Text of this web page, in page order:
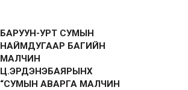
БАРУУН-УРТ СУМЫН
НАЙМДУГААР БАГИЙН
МАЛЧИН
Ц.ЭРДЭНЭБАЯРЫНХ
“СУМЫН АВАРГА МАЛЧИН